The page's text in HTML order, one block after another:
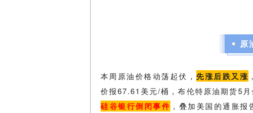
原
本周原油价格动荡起伏，先涨后跌又涨
价报67.61美元/桶，布伦特原油期货5
硅谷银行倒闭事件 ，叠加美国的通胀